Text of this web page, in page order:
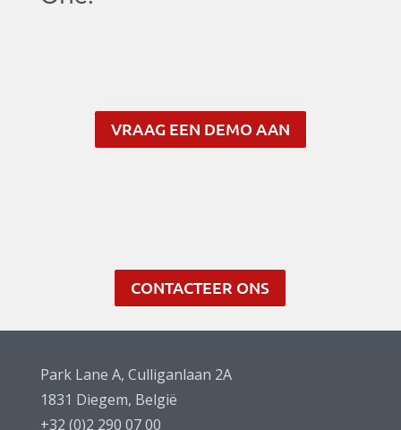
VRAAG EEN DEMO AAN
CONTACTEER ONS
Park Lane A, Culliganlaan 2A
1831 Diegem, België
+32 (0)2 290 07 00